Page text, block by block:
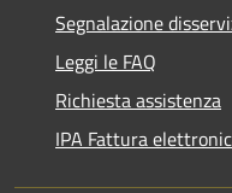
Segnalazione
Leggi le FAQ
Richiesta assistenza
IPA Fattura